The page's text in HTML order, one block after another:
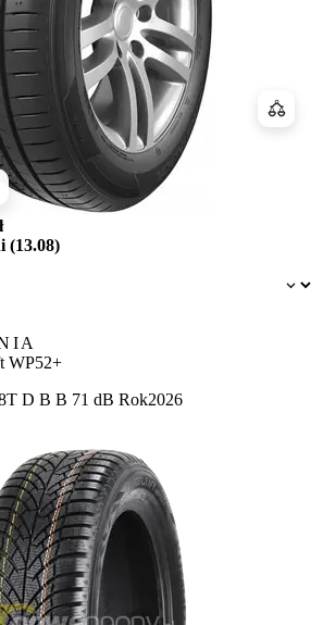
(13.08)
WP52+
Etykieta:
D B B 71 dB Rok2026